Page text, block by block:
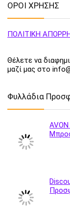
ΟΡΟΙ ΧΡΗΣΗΣ
ΠΟΛΙΤΙΚΗ
Θέλετε να
μαζί μας στο
Φυλλάδια